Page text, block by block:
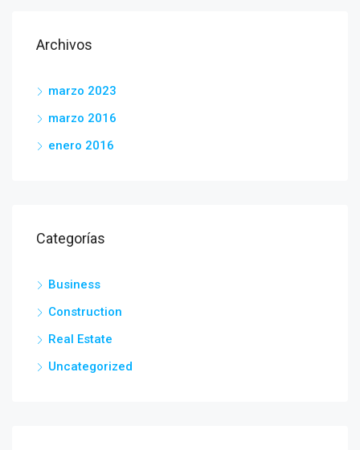
Archivos
marzo 2023
marzo 2016
enero 2016
Categorías
Business
Construction
Real Estate
Uncategorized